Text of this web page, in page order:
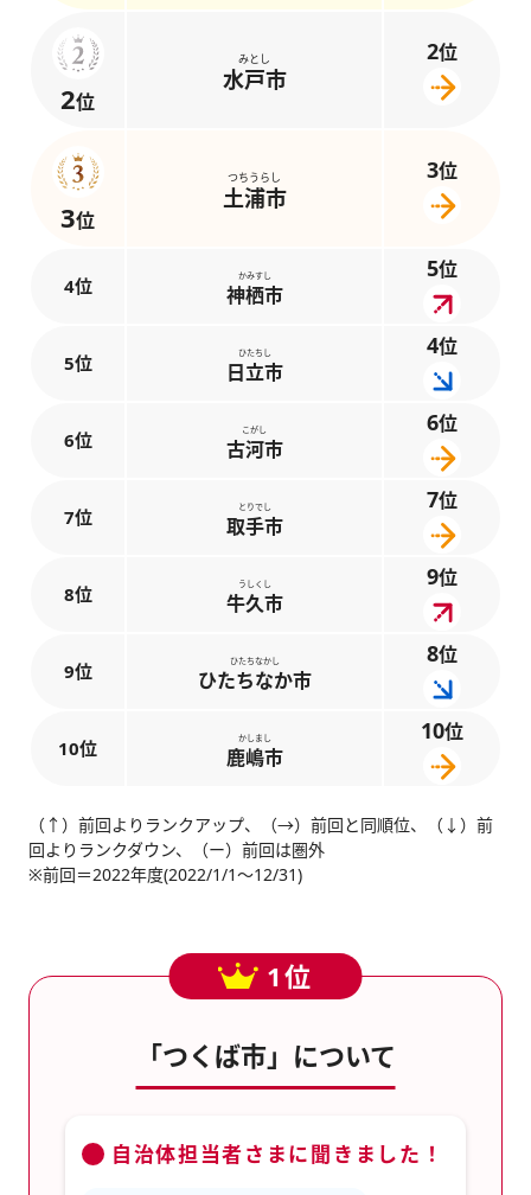
2位
みとし
水戸市
2位
3位
つちうらし
土浦市
3位
4位 かみすし
神栖市
5位
5位 ひたちし
日立市
4位
6位 こがし
古河市
6位
7位 とりでし
取手市
7位
8位 うしくし
牛久市
9位
9位 ひたちなかし
ひたちなか市
8位
10位 かしまし
鹿嶋市
10位
（↑）前回よりランクアップ、（→）前回と同順位、（↓）前
回よりランクダウン、（ー）前回は圏外
※前回＝2022年度(2022/1/1～12/31)
1位
「つくば市」について
自治体担当者さまに聞きました！